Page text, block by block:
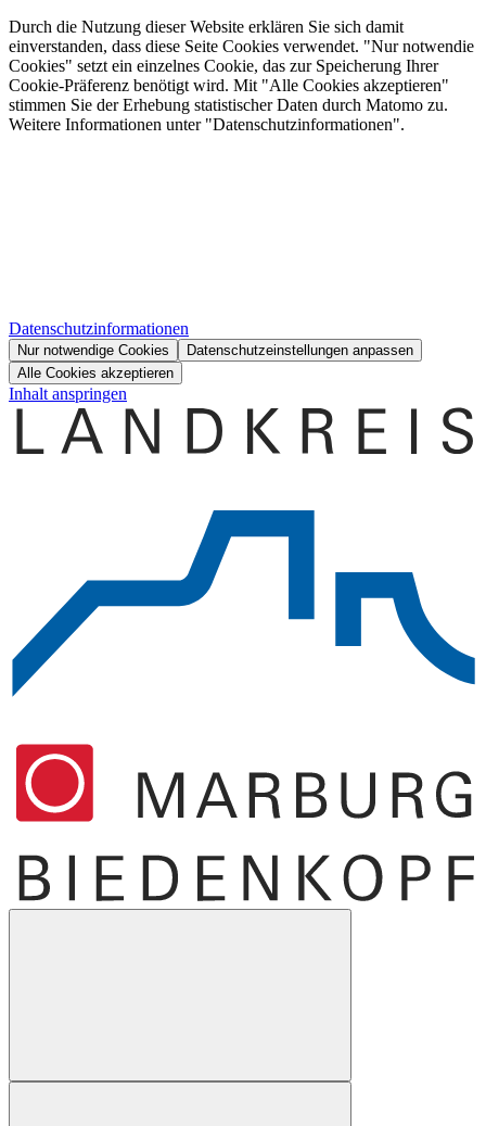
Durch die Nutzung dieser Website erklären Sie sich damit
einverstanden, dass diese Seite Cookies verwendet. "Nur notwendie
Cookies" setzt ein einzelnes Cookie, das zur Speicherung Ihrer
Cookie-Präferenz benötigt wird. Mit "Alle Cookies akzeptieren"
stimmen Sie der Erhebung statistischer Daten durch Matomo zu.
Weitere Informationen unter "Datenschutzinformationen".
Datenschutzinformationen
Nur notwendige Cookies
Datenschutzeinstellungen anpassen
Alle Cookies akzeptieren
Inhalt anspringen